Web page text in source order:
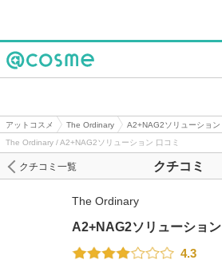
アットコスメ The Ordinary A2+NAG2ソリューション
The Ordinary / A2+NAG2ソリューション 口コミ
クチコミ
クチコミ一覧
The Ordinary
A2+NAG2ソリューション
4.3